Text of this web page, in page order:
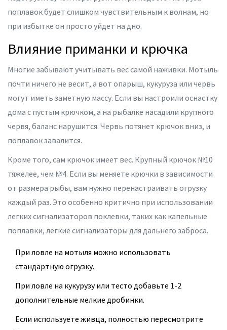
поплавок будет слишком чувствительным к волнам, но
при избытке он просто уйдет на дно.
Влияние приманки и крючка
Многие забывают учитывать вес самой наживки. Мотыль
почти ничего не весит, а вот опарыш, кукуруза или червь
могут иметь заметную массу. Если вы настроили оснастку
дома с пустым крючком, а на рыбалке насадили крупного
червя, баланс нарушится. Червь потянет крючок вниз, и
поплавок завалится.
Кроме того, сам крючок имеет вес. Крупный крючок №10
тяжелее, чем №4. Если вы меняете крючки в зависимости
от размера рыбы, вам нужно перенастраивать огрузку
каждый раз. Это особенно критично при использовании
легких сигнализаторов поклевки, таких как капельные
поплавки, легкие сигнализаторы для дальнего заброса.
При ловле на мотыля можно использовать
стандартную огрузку.
При ловле на кукурузу или тесто добавьте 1-2
дополнительные мелкие дробинки.
Если используете живца, полностью пересмотрите